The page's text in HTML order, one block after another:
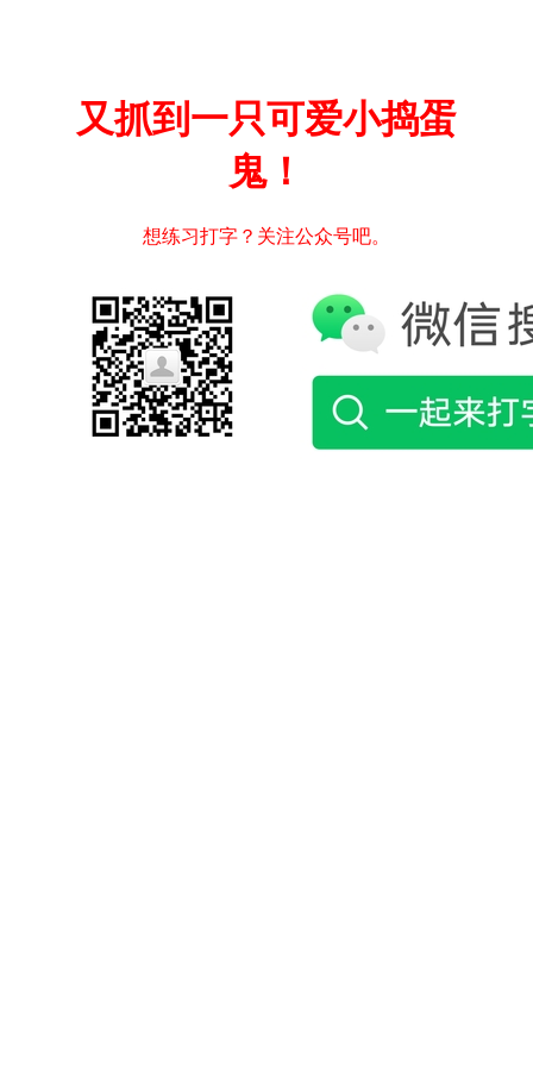
又抓到一只可爱小捣蛋
鬼！
想练习打字？关注公众号吧。